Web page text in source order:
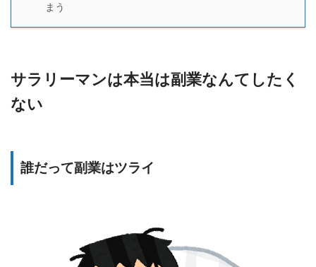
まう
サラリーマンは本当は副業なんてしたく
ない
誰だって副業はツライ